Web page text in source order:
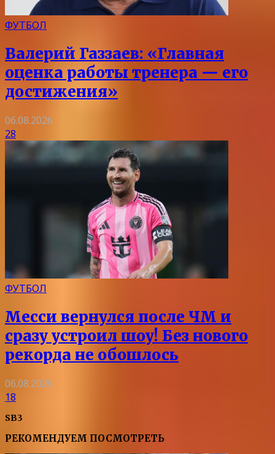
ФУТБОЛ
Валерий Газзаев: «Главная
оценка работы тренера — его
достижения»
06.08.2026
28
ФУТБОЛ
Месси вернулся после ЧМ и
сразу устроил шоу! Без нового
рекорда не обошлось
06.08.2026
18
SB3
РЕКОМЕНДУЕМ ПОСМОТРЕТЬ